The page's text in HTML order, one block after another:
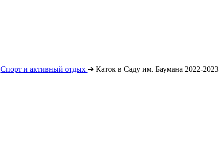
Спорт и активный отдых ➔ Каток в Саду им. Баумана 2022-2023